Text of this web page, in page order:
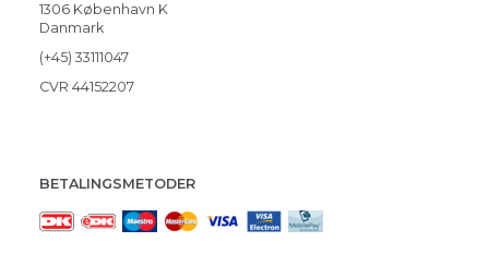
1306 København K
Danmark
(+45) 33111047
CVR 44152207
BETALINGSMETODER